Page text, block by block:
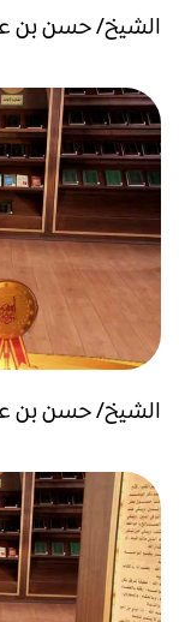
الشيخ/ حسن بن
الشيخ/ حسن بن